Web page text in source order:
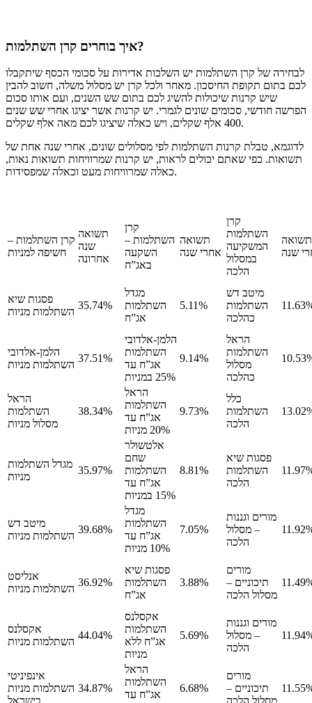
איך בוחרים קרן השתלמות?
לבחירה של קרן השתלמות יש השלכות אדירות על סכומי הכסף שיתקבלו
לכם בתום תקופת החיסכון. מאחר ולכל קרן יש מסלול משלה, חשוב להבין
שיש קרנות שיכולות להשיג לכם בתום שש השנים, ועם אותו סכום
הפרשה חודשי, סכומים שונים לגמרי. יש קרנות אשר יציגו אחרי שש שנים
400 אלף שקלים, ויש כאלה שיציגו לכם מאה אלף שקלים.
לדוגמא, טבלת קרנות השתלמות לפי מסלולים שונים, אחרי שנה אחת של
תשואות. כפי שאתם יכולים לראות, יש קרנות שמרוויחות תשואות נאות,
כאלה שמרוויחות מעט וכאלה שמפסידות.
קרן השתלמות –
חשיפה למניות
תשואה
שנה
אחרונה
קרן
השתלמות –
השקעה
באג”ח
תשואה
אחרי שנה
קרן
השתלמות
המשקיעה
במסלול
הלכה
תשואה
שנה
פסגות שיא
השתלמות מניות
35.74%
מגדל
השתלמות
אג”ח
5.11%
מיטב דש
השתלמות
כהלכה
הלמן-אלדובי
השתלמות מניות
37.51%
הלמן-אלדובי
השתלמות
אג”ח עד
25% במניות
9.14%
הראל
השתלמות
מסלול
כהלכה
הראל
השתלמות
מסלול מניות
38.34%
הראל
השתלמות
אג”ח עד
20% מניות
9.73%
כלל
השתלמות
הלכה
מגדל השתלמות
מניות
35.97%
אלטשולר
שחם
השתלמות
אג”ח עד
15% במניות
8.81%
פסגות שיא
השתלמות
הלכה
מיטב דש
השתלמות מניות
39.68%
מגדל
השתלמות
אג”ח עד
10% מניות
7.05%
מורים וגננות
– מסלול
הלכה
אנליסט
השתלמות מניות
36.92%
פסגות שיא
השתלמות
אג”ח
3.88%
מורים
תיכוניים –
מסלול הלכה
אקסלנס
השתלמות מניות
44.04%
אקסלנס
השתלמות
אג”ח ללא
מניות
5.69%
מורים וגננות
– מסלול
הלכה
אינפיניטי
השתלמות מניות 34.87%
הראל
השתלמות
אג”ח עד
6.68%
מורים
תיכוניים –